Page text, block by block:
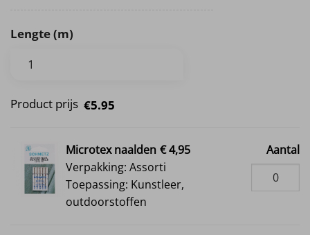
Lengte (m)
Product prijs €5.95
Microtex naalden € 4,95
Verpakking: Assorti
Toepassing: Kunstleer,
outdoorstoffen
Aantal